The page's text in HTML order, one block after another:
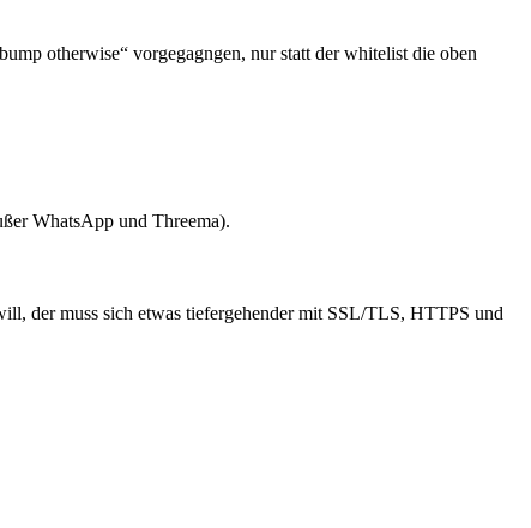
otherwise“ vorgegagngen, nur statt der whitelist die oben
WhatsApp und Threema).
der muss sich etwas tiefergehender mit SSL/TLS, HTTPS und